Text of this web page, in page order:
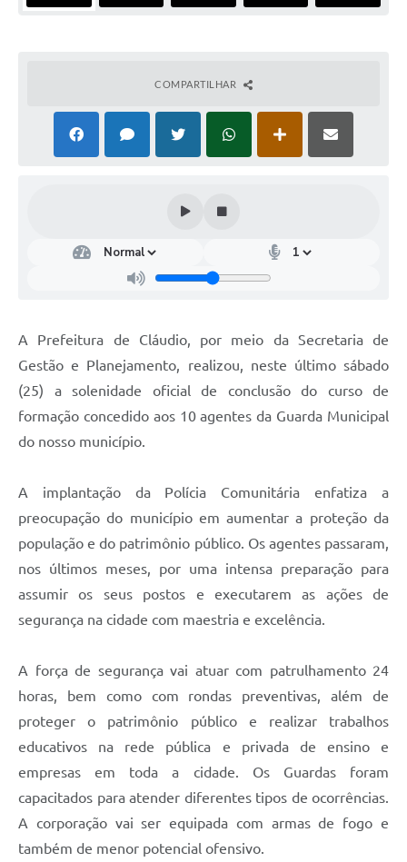
COMPARTILHAR
A Prefeitura de Cláudio, por meio da Secretaria de
Gestão e Planejamento, realizou, neste último sábado
(25) a solenidade oficial de conclusão do curso de
formação concedido aos 10 agentes da Guarda Municipal
do nosso município.
A implantação da Polícia Comunitária enfatiza a
preocupação do município em aumentar a proteção da
população e do patrimônio público. Os agentes passaram,
nos últimos meses, por uma intensa preparação para
assumir os seus postos e executarem as ações de
segurança na cidade com maestria e excelência.
A força de segurança vai atuar com patrulhamento 24
horas, bem como com rondas preventivas, além de
proteger o patrimônio público e realizar trabalhos
educativos na rede pública e privada de ensino e
empresas em toda a cidade. Os Guardas foram
capacitados para atender diferentes tipos de ocorrências.
A corporação vai ser equipada com armas de fogo e
também de menor potencial ofensivo.